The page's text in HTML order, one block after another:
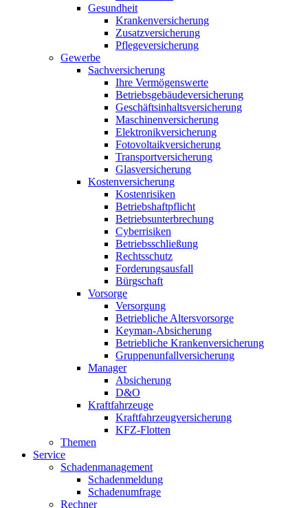
Gesundheit
Krankenversicherung
Zusatzversicherung
Pflegeversicherung
Gewerbe
Sachversicherung
Ihre Vermögenswerte
Betriebsgebäudeversicherung
Geschäftsinhaltsversicherung
Maschinenversicherung
Elektronikversicherung
Fotovoltaikversicherung
Transportversicherung
Glasversicherung
Kostenversicherung
Kostenrisiken
Betriebshaftpflicht
Betriebsunterbrechung
Cyberrisiken
Betriebsschließung
Rechtsschutz
Forderungsausfall
Bürgschaft
Vorsorge
Versorgung
Betriebliche Altersvorsorge
Keyman-Absicherung
Betriebliche Krankenversicherung
Gruppenunfallversicherung
Manager
Absicherung
D&O
Kraftfahrzeuge
Kraftfahrzeugversicherung
KFZ-Flotten
Themen
Service
Schadenmanagement
Schadenmeldung
Schadenumfrage
Rechner